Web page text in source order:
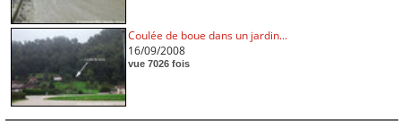
Coulée de boue dans un jardin...
16/09/2008
vue 7026 fois